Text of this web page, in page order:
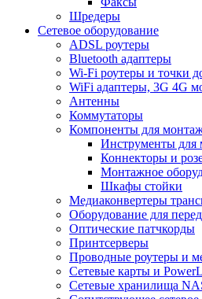
Шредеры
Сетевое оборудование
ADSL роутеры
Bluetooth адаптеры
Wi-Fi роутеры и точки
WiFi адаптеры, 3G 4G
Антенны
Коммутаторы
Компоненты для
Инструменты для
Коннекторы и
Монтажное
Шкафы стойки
Медиаконвертеры
Оборудование для
Оптические патчкорды
Принтсерверы
Проводные роутеры и
Сетевые карты и
Сетевые хранилища